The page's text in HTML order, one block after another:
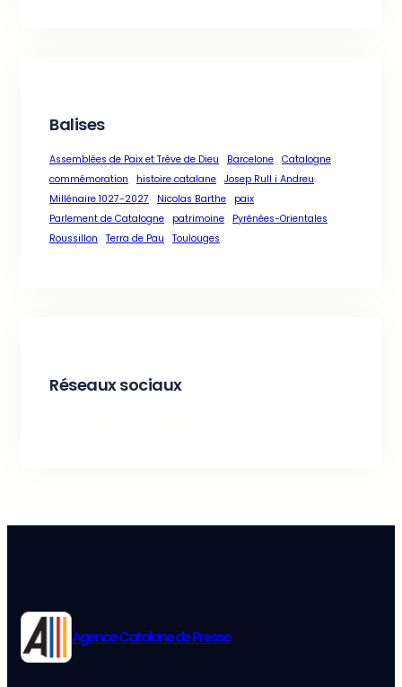
Balises
Assemblées de Paix et Trêve de Dieu Barcelone Catalogne
commémoration
histoire catalane Josep Rull i Andreu
Millénaire 1027-2027
Nicolas Barthe
paix
Parlement de Catalogne
patrimoine
Pyrénées-Orientales
Roussillon
Terra de Pau Toulouges
Réseaux sociaux
Agence Catalane de Presse